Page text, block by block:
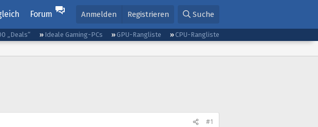
Forum Anmelden Registrieren Suche
„Deals“ Ideale Gaming-PCs GPU-Rangliste
CPU-Rangliste
#1